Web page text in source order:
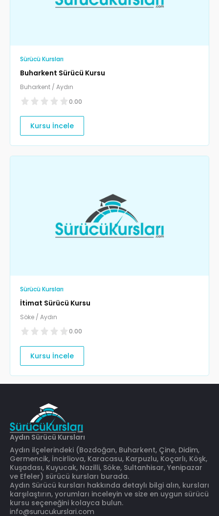
Sürücü Kursları
Buharkent Sürücü Kursu
Buharkent / Aydın
0.00
Kursu İncele
Sürücü Kursları
İtimat Sürücü Kursu
Söke / Aydın
0.00
Kursu İncele
Aydın Sürücü Kursları
Aydın ilçelerindeki (Bozdoğan, Buharkent, Çine, Didim,
Germencik, İncirliova, Karacasu, Karpuzlu, Koçarlı, Köşk,
Kuşadası, Kuyucak, Nazilli, Söke, Sultanhisar, Yenipazar
ve Efeler) sürücü kursları burada.
Aydın Sürücü kursları hakkında detaylı bilgi alın, kursları
karşılaştırın, yorumları inceleyin ve size en uygun sürücü
kursu seçeneğini kolayca bulun.
info@surucukurslari.com